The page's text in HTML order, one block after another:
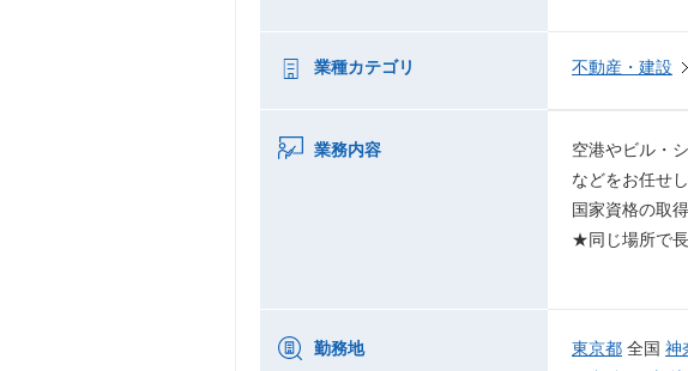
業種カテゴリ 不動産・建設
業務内容
空港やビル・
などをお任せ
国家資格の取
★同じ場所で長
勤務地 東京都 全国 神